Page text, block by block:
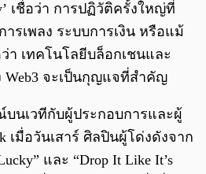
เชื่อว่า การปฏิวัติครั้งใหญ่ที่
รเพลง ระบบการเงิน หรือแม้
า เทคโนโลยีบล็อกเชนและ
Web3 จะเป็นกุญแจที่สำคัญ
นเวทีกับผู้ประกอบการและผู้
เมื่อวันเสาร์ ศิลปินผู้โด่งดังจาก
และ “Drop It Like It’s